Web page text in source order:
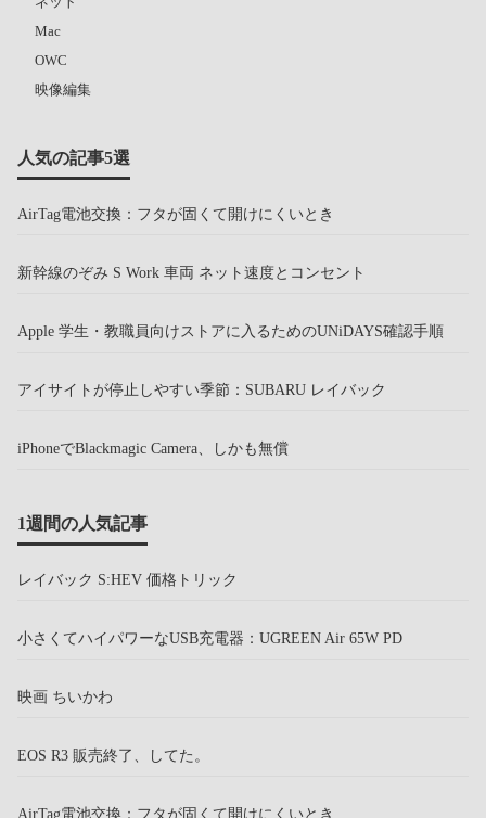
Mac
OWC
映像編集
人気の記事5選
AirTag電池交換：フタが固くて開けにくいとき
新幹線のぞみ S Work 車両 ネット速度とコンセント
Apple 学生・教職員向けストアに入るためのUNiDAYS確認手順
アイサイトが停止しやすい季節：SUBARU レイバック
iPhoneでBlackmagic Camera、しかも無償
1週間の人気記事
レイバック S:HEV 価格トリック
小さくてハイパワーなUSB充電器：UGREEN Air 65W PD
映画 ちいかわ
EOS R3 販売終了、してた。
AirTag電池交換：フタが固くて開けにくいとき